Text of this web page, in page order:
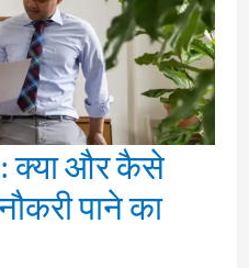
क्या और कैसे
पाने का